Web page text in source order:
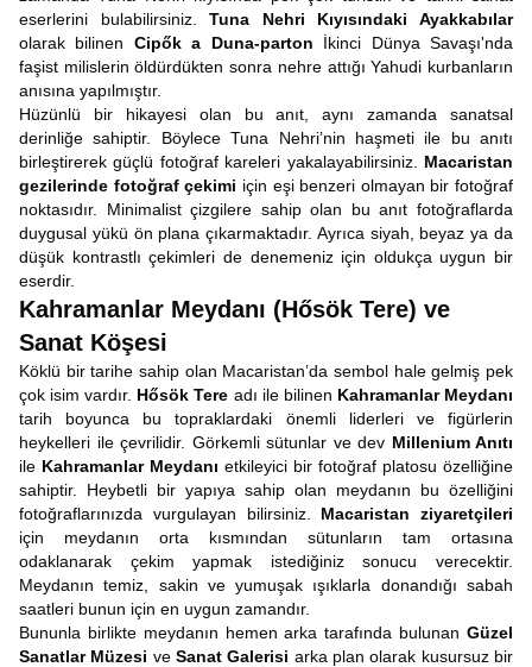
eserlerini bulabilirsiniz.Tuna Nehri Kıyısındaki Ayakkabılar
olarak bilinen Cipők a Duna-parton İkinci Dünya Savaşı'nda
faşist milislerin öldürdükten sonra nehre attığı Yahudi kurbanların
anısına yapılmıştır.
Hüzünlü bir hikayesi olan bu anıt, aynı zamanda sanatsal
derinliğe sahiptir. Böylece Tuna Nehri’nin haşmeti ile bu anıtı
birleştirerek güçlü fotoğraf kareleri yakalayabilirsiniz. Macaristan
gezilerinde fotoğraf çekimi için eşi benzeri olmayan bir fotoğraf
noktasıdır.
Minimalist çizgilere sahip olan bu anıt fotoğraflarda
duygusal yükü ön plana çıkarmaktadır. Ayrıca siyah, beyaz ya da
düşük kontrastlı çekimleri de denemeniz için oldukça uygun bir
eserdir.
Kahramanlar Meydanı (Hősök Tere) ve
Sanat Köşesi
Köklü bir tarihe sahip olan Macaristan’da sembol hale gelmiş pek
çok isim vardır. Hősök Tere adı ile bilinen Kahramanlar Meydanı
tarih boyunca bu topraklardaki önemli liderleri ve figürlerin
heykelleri ile çevrilidir. Görkemli sütunlar ve dev Millenium Anıtı
ile Kahramanlar Meydanı etkileyici bir fotoğraf platosu özelliğine
sahiptir. Heybetli bir yapıya sahip olan meydanın bu özelliğini
fotoğraflarınızda vurgulayan bilirsiniz. Macaristan ziyaretçileri
için meydanın orta kısmından sütunların tam ortasına
odaklanarak çekim yapmak istediğiniz sonucu verecektir.
Meydanın temiz, sakin ve yumuşak ışıklarla donandığı sabah
saatleri bunun için en uygun zamandır.
Bununla birlikte meydanın hemen arka tarafında bulunan Güzel
Sanatlar Müzesi veSanat Galerisi arka plan olarak kusursuz bir